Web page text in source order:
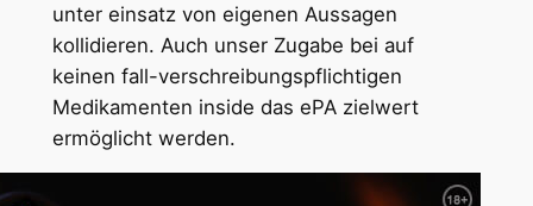
unter einsatz von eigenen Aussagen
kollidieren. Auch unser Zugabe bei auf
keinen fall-verschreibungspflichtigen
Medikamenten inside das ePA zielwert
ermöglicht werden.